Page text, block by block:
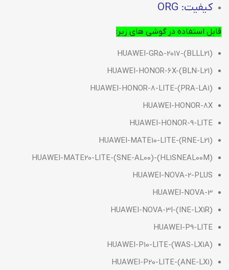
کیفیت: ORG
قابل استفاده در گوشی های زیر:
HUAWEI-GR5-2017-(BLLL21)
HUAWEI-HONOR-6X-(BLN-L21)
HUAWEI-HONOR-8-LITE-(PRA-LA1)
HUAWEI-HONOR-8X
HUAWEI-HONOR-9-LITE
HUAWEI-MATE10-LITE-(RNE-L21)
HUAWEI-MATE20-LITE-(SNE-AL00)-(HL1SNEAL00M)
HUAWEI-NOVA-2-PLUS
HUAWEI-NOVA-3
HUAWEI-NOVA-3I-(INE-LX1R)
HUAWEI-P9-LITE
HUAWEI-P10-LITE-(WAS-LX1A)
HUAWEI-P20-LITE-(ANE-LX1)